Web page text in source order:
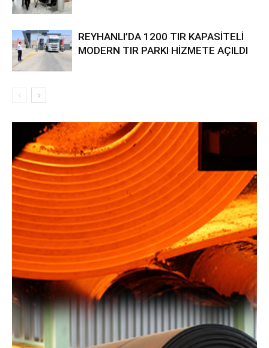
REYHANLI’DA 1200 TIR KAPASİTELİ
MODERN TIR PARKI HİZMETE AÇILDI